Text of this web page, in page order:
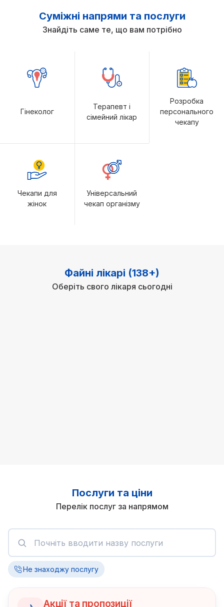
Суміжні напрями та послуги
Знайдіть саме те, що вам потрібно
Гінеколог
Терапевт і
сімейний лікар
Розробка
персонального
чекапу
Чекапи для
жінок
Універсальний
чекап організму
Файні лікарі (138+)
Оберіть свого лікаря сьогодні
Послуги та ціни
Перелік послуг за напрямом
Не знаходжу послугу
Акції та пропозиції